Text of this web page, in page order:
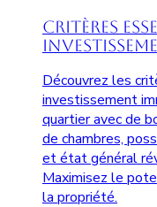
Critères
Découvrez les
investissement
quartier avec de
de chambres,
et état général
Maximisez le
la propriété.